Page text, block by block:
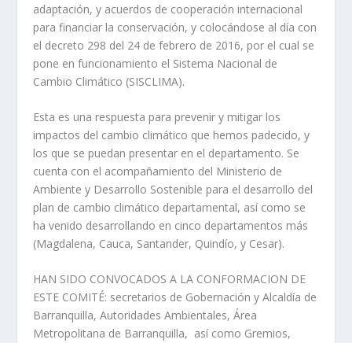
adaptación, y acuerdos de cooperación internacional
para financiar la conservación, y colocándose al día con
el decreto 298 del 24 de febrero de 2016, por el cual se
pone en funcionamiento el Sistema Nacional de
Cambio Climático (SISCLIMA).
Esta es una respuesta para prevenir y mitigar los
impactos del cambio climático que hemos padecido, y
los que se puedan presentar en el departamento. Se
cuenta con el acompañamiento del Ministerio de
Ambiente y Desarrollo Sostenible para el desarrollo del
plan de cambio climático departamental, así como se
ha venido desarrollando en cinco departamentos más
(Magdalena, Cauca, Santander, Quindío, y Cesar).
HAN SIDO CONVOCADOS A LA CONFORMACION DE
ESTE COMITÉ: secretarios de Gobernación y Alcaldía de
Barranquilla, Autoridades Ambientales, Área
Metropolitana de Barranquilla, así como Gremios,